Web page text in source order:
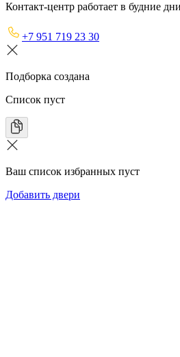
Контакт-центр работает в будние
+7 951 719 23 30
Подборка создана
Список пуст
Ваш список избранных пуст
Добавить двери